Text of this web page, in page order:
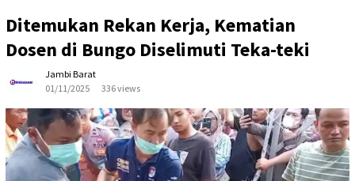
Ditemukan Rekan Kerja, Kematian
Dosen di Bungo Diselimuti Teka-teki
Jambi Barat
01/11/2025
336 views